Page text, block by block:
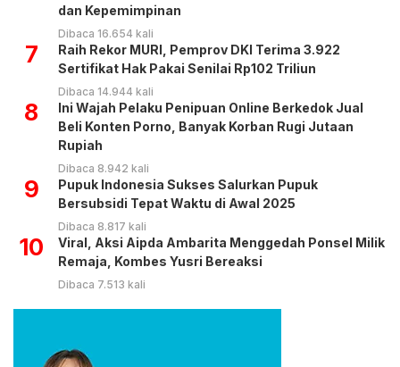
dan Kepemimpinan
Dibaca 16.654 kali
7
Raih Rekor MURI, Pemprov DKI Terima 3.922
Sertifikat Hak Pakai Senilai Rp102 Triliun
Dibaca 14.944 kali
8
Ini Wajah Pelaku Penipuan Online Berkedok Jual
Beli Konten Porno, Banyak Korban Rugi Jutaan
Rupiah
Dibaca 8.942 kali
9
Pupuk Indonesia Sukses Salurkan Pupuk
Bersubsidi Tepat Waktu di Awal 2025
Dibaca 8.817 kali
10
Viral, Aksi Aipda Ambarita Menggedah Ponsel Milik
Remaja, Kombes Yusri Bereaksi
Dibaca 7.513 kali